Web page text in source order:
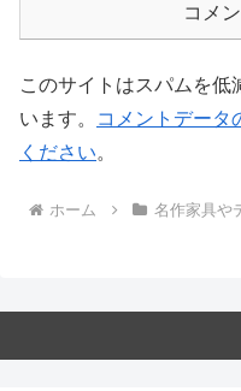
コメ
このサイトはスパムを低
います。
コメントデータ
ください。
ホーム 名作家具や